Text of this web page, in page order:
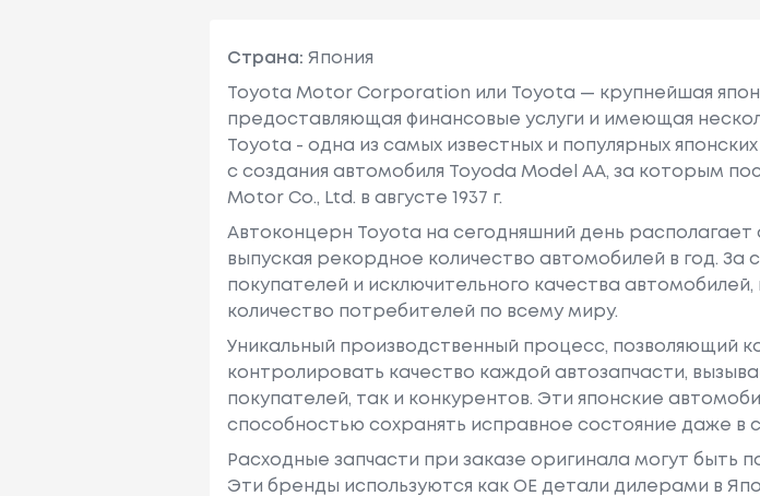
Страна: Япония
Toyota Motor Corporation или Toyota — крупнейшая
предоставляющая финансовые услуги и имеющая
Toyota - одна из самых известных и популярных
с создания автомобиля Toyoda Model AA, за которым
Motor Co., Ltd. в августе 1937 г.
Автоконцерн Toyota на сегодняшний день
выпуская рекордное количество автомобилей в год.
покупателей и исключительного качества
количество потребителей по всему миру.
Уникальный производственный процесс, позволяющий
контролировать качество каждой автозапчасти,
покупателей, так и конкурентов. Эти японские
способностью сохранять исправное состояние даже в
Расходные запчасти при заказе оригинала могут быть
Эти бренды используются как ОЕ детали дилерами в